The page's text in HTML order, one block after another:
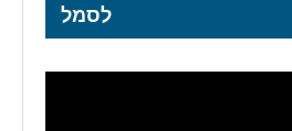
לסמל